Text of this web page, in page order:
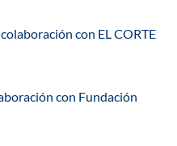
con EL CORTE
con Fundación